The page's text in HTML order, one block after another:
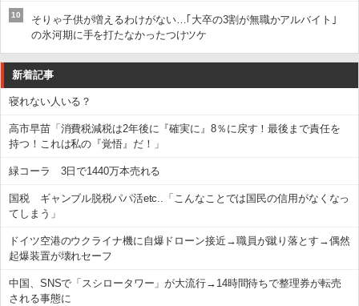
10
そりゃ子供が増えるわけがない…｢大卒の3割が無職かアルバイト｣
の氷河期に手を打たなかったつけツケ
新着記事
寝れない人いる？
高市早苗「消費税減税は2年後に『確実に』8％に戻す！最後まで責任を
持つ！これは私の『覚悟』だ！」
緑コーラ 3日で1440万本売れる
国税 ギャンブル脱税パパ活etc..「こんなことでは国民の信用がなくなっ
てしまう」
ドイツ空港のウクライナ機に自爆ドローン接近→職員が蹴り落とす→偶然
起爆装置が壊れセーフ
中国、SNSで「スシロータワー」が大流行→14時間待ちで整理券が転売
される事態に